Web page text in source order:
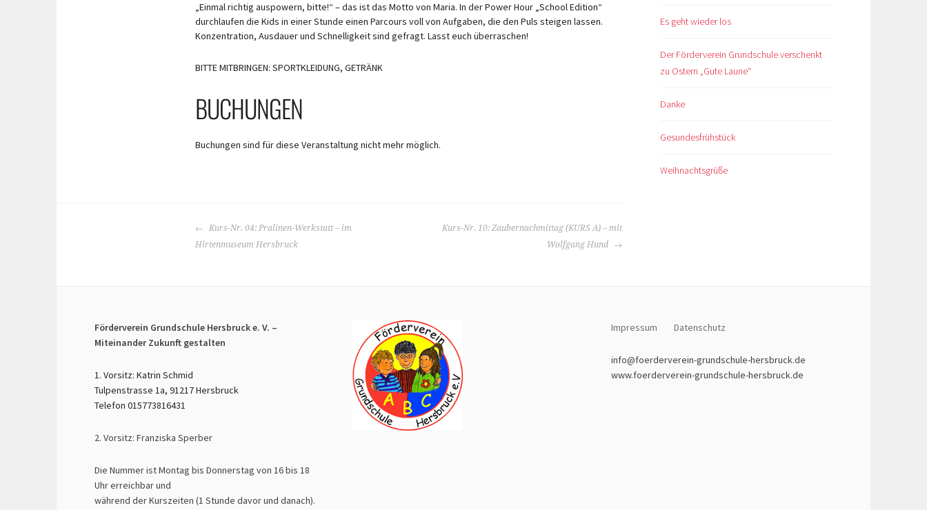
„Einmal richtig auspowern, bitte!“ – das ist das Motto von Maria. In der Power Hour „School Edition“
durchlaufen die Kids in einer Stunde einen Parcours voll von Aufgaben, die den Puls steigen lassen.
Konzentration, Ausdauer und Schnelligkeit sind gefragt. Lasst euch überraschen!
BITTE MITBRINGEN: SPORTKLEIDUNG, GETRÄNK
BUCHUNGEN
Buchungen sind für diese Veranstaltung nicht mehr möglich.
BEITRAGS-
NAVIGATION
Kurs-Nr. 04: Pralinen-Werkstatt – im
Hirtenmuseum Hersbruck
Kurs-Nr. 10: Zaubernachmittag (KURS A) – mit
Wolfgang Hund
Es geht wieder los
Der Förderverein Grundschule verschenkt
zu Ostern „Gute Laune“
Danke
Gesundesfrühstück
Weihnachtsgrüße
Förderverein Grundschule Hersbruck e. V. –
Miteinander Zukunft gestalten
1. Vorsitz: Katrin Schmid
Tulpenstrasse 1a, 91217 Hersbruck
Telefon 015773816431
2. Vorsitz: Franziska Sperber
Die Nummer ist Montag bis Donnerstag von 16 bis 18
Uhr erreichbar und
während der Kurszeiten (1 Stunde davor und danach).
Impressum Datenschutz
info@foerderverein-grundschule-hersbruck.de
www.foerderverein-grundschule-hersbruck.de